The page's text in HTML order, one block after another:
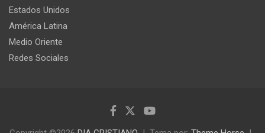
Estados Unidos
América Latina
Medio Oriente
Redes Sociales